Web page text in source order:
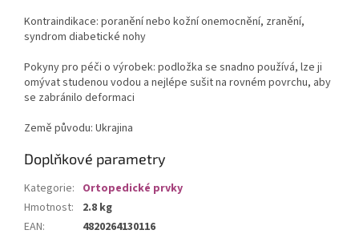
Kontraindikace: poranění nebo kožní onemocnění, zranění,
syndrom diabetické nohy
Pokyny pro péči o výrobek: podložka se snadno používá, lze ji
omývat studenou vodou a nejlépe sušit na rovném povrchu, aby
se zabránilo deformaci
Země původu: Ukrajina
Doplňkové parametry
Kategorie: Ortopedické prvky
Hmotnost:
2.8 kg
EAN: 4820264130116